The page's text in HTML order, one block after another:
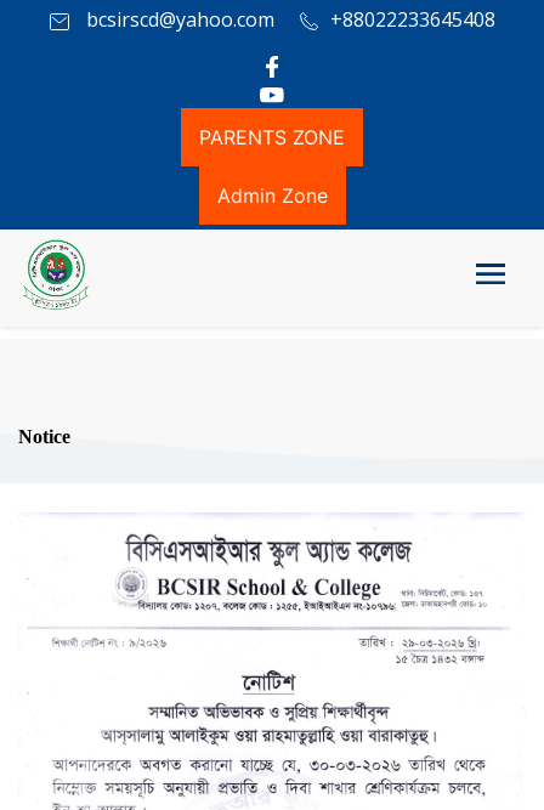
bcsirscd@yahoo.com +88022233645408
PARENTS ZONE
Admin Zone
Notice